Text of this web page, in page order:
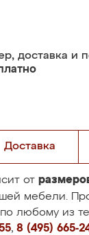
доставка и
Доставка
от
мебели.
любому из
, 8 (495) 665-